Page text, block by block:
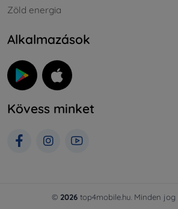
Zöld energia
Alkalmazások
Kövess minket
© 2026 top4mobile.hu. Minden jog